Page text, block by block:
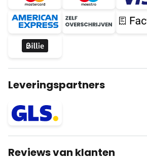
Leveringspartners
Reviews van klanten